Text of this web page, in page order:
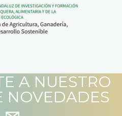
A NUESTRO
NOVEDADES